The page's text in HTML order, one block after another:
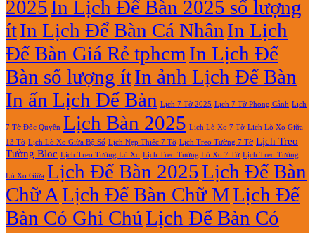
Giá
Rẻ
2027
2025In Lịch Để Bàn 2025 số lượng
ítIn Lịch Để Bàn Cá Nhân In Lịch
Để Bàn Giá Rẻ tphcm In Lịch Để
Bàn số lượng ítIn ảnh Lịch Để Bàn
In ấn Lịch Để Bàn Lịch 7 Tờ 2025 Lịch 7 Tờ Phong Cảnh Lịch
7 Tờ Độc Quyền Lịch Bàn 2025 Lịch Lò Xo 7 Tờ Lịch Lò Xo Giữa
13 Tờ Lịch Lò Xo Giữa Bộ Số Lịch Nẹp Thiếc 7 Tờ Lịch Treo Tường 7 Tờ Lịch Treo
Tường Bloc Lịch Treo Tường Lò Xo Lịch Treo Tường Lò Xo 7 Tờ Lịch Treo Tường
Lò Xo Giữa Lịch Để Bàn 2025Lịch Để Bàn
Chữ ALịch Để Bàn Chữ MLịch Để
Bàn Có Ghi ChúLịch Để Bàn Có